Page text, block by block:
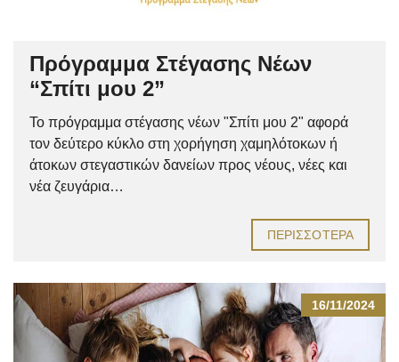
Πρόγραμμα Στέγασης Νέων
“Σπίτι μου 2”
Το πρόγραμμα στέγασης νέων "Σπίτι μου 2" αφορά
τον δεύτερο κύκλο στη χορήγηση χαμηλότοκων ή
άτοκων στεγαστικών δανείων προς νέους, νέες και
νέα ζευγάρια…
ΠΕΡΙΣΣΌΤΕΡΑ
16/11/2024